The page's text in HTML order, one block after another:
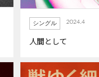
シングル 2024.4
人間として